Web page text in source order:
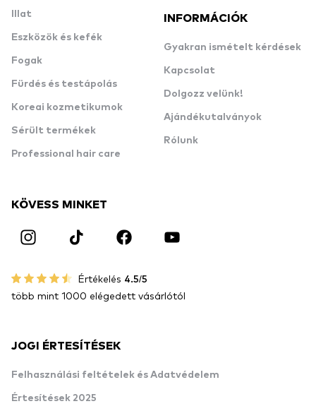
Illat
Eszközök és kefék
Fogak
Fürdés és testápolás
Koreai kozmetikumok
Sérült termékek
Professional hair care
INFORMÁCIÓK
Gyakran ismételt kérdések
Kapcsolat
Dolgozz velünk!
Ajándékutalványok
Rólunk
KÖVESS MINKET
Értékelés 4.5/5
több mint 1000 elégedett vásárlótól
JOGI ÉRTESÍTÉSEK
Felhasználási feltételek és Adatvédelem
Értesítések 2025